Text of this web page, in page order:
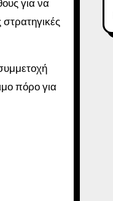
για να
πόρο για